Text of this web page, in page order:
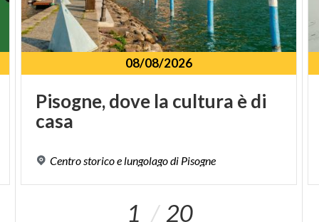
08/08/2026
Pisogne,dove la cultura èdi
casa
Centro storicoe lungolagodi Pisogne
1 20